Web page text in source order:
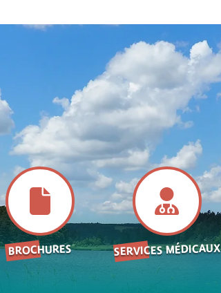
BROCHURES SERVICES MÉDICAUX